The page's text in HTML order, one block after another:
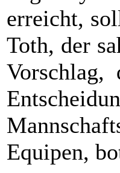
erreicht,
Toth, der
Equipen,